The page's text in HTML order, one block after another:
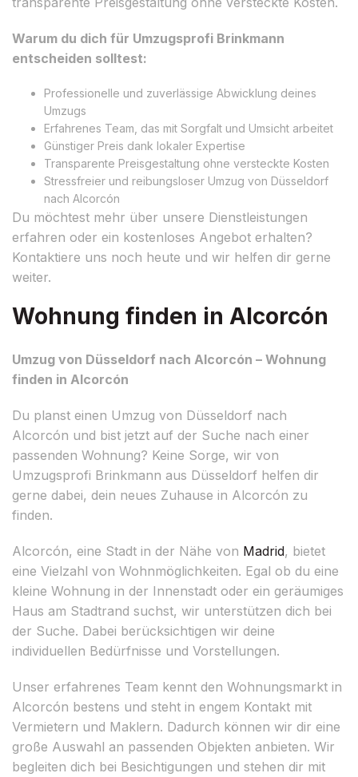
Warum du dich für Umzugsprofi Brinkmann
entscheiden solltest:
Professionelle und zuverlässige Abwicklung deines
Umzugs
Erfahrenes Team, das mit Sorgfalt und Umsicht arbeitet
Günstiger Preis dank lokaler Expertise
Transparente Preisgestaltung ohne versteckte Kosten
Stressfreier und reibungsloser Umzug von Düsseldorf
nach Alcorcón
Du möchtest mehr über unsere Dienstleistungen
erfahren oder ein kostenloses Angebot erhalten?
Kontaktiere uns noch heute und wir helfen dir gerne
weiter.
Wohnung finden in Alcorcón
Umzug von Düsseldorf nach Alcorcón – Wohnung
finden in Alcorcón
Du planst einen Umzug von Düsseldorf nach
Alcorcón und bist jetzt auf der Suche nach einer
passenden Wohnung? Keine Sorge, wir von
Umzugsprofi Brinkmann aus Düsseldorf helfen dir
gerne dabei, dein neues Zuhause in Alcorcón zu
finden.
Alcorcón, eine Stadt in der Nähe von Madrid, bietet
eine Vielzahl von Wohnmöglichkeiten. Egal ob du eine
kleine Wohnung in der Innenstadt oder ein geräumiges
Haus am Stadtrand suchst, wir unterstützen dich bei
der Suche. Dabei berücksichtigen wir deine
individuellen Bedürfnisse und Vorstellungen.
Unser erfahrenes Team kennt den Wohnungsmarkt in
Alcorcón bestens und steht in engem Kontakt mit
Vermietern und Maklern. Dadurch können wir dir eine
große Auswahl an passenden Objekten anbieten. Wir
begleiten dich bei Besichtigungen und stehen dir mit